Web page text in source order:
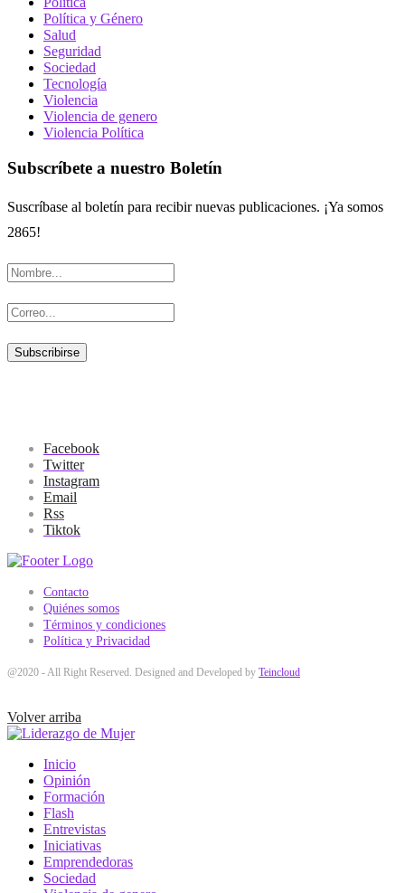
Política y Género
Salud
Seguridad
Sociedad
Tecnología
Violencia
Violencia de genero
Violencia Política
Subscríbete a nuestro Boletín
Suscríbase al boletín para recibir nuevas publicaciones. ¡Ya somos
2865!
Facebook
Twitter
Instagram
Email
Rss
Tiktok
Contacto
Quiénes somos
Términos y condiciones
Política y Privacidad
@2020 - All Right Reserved. Designed and Developed by Teincloud
Volver arriba
Inicio
Opinión
Formación
Flash
Entrevistas
Iniciativas
Emprendedoras
Sociedad